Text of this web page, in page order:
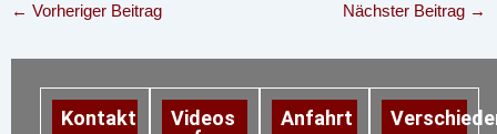
← Vorheriger Beitrag Nächster Beitrag →
Kontakt
Videos
Anfahrt